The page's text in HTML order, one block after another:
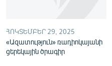
ՀՈԿՏԵՄԲԵՐ 29, 2025
«Ազատություն» ռադիոկայանի
ցերեկային ծրագիր